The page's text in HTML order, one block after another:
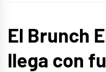
El Brunch
llega con